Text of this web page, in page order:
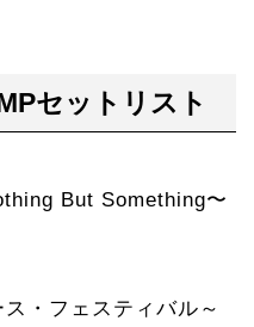
セットリスト
But Something〜
・フェスティバル～